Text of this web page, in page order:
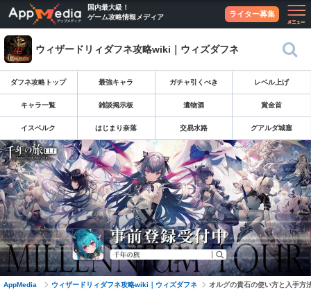
国内最大級！
ゲーム攻略情報メディア
ライター募集
ウィザードリィダフネ攻略wiki｜ウィズダフネ
ダフネ攻略トップ 最強キャラ ガチャ引くべき レベル上げ
キャラ一覧 雑談掲示板 遺物酒 賞金首
イスベルク はじまり奈落 交易水路 グアルダ城塞
AppMedia ウィザードリィダフネ攻略wiki｜ウィズダフネ オルグの貴石の使い方と入手方